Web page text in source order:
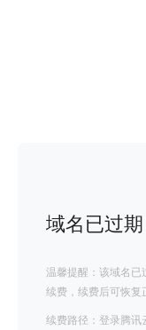
域名已过
温馨提醒：该域名已
续费，续费后可恢复
续费路径：登录腾讯